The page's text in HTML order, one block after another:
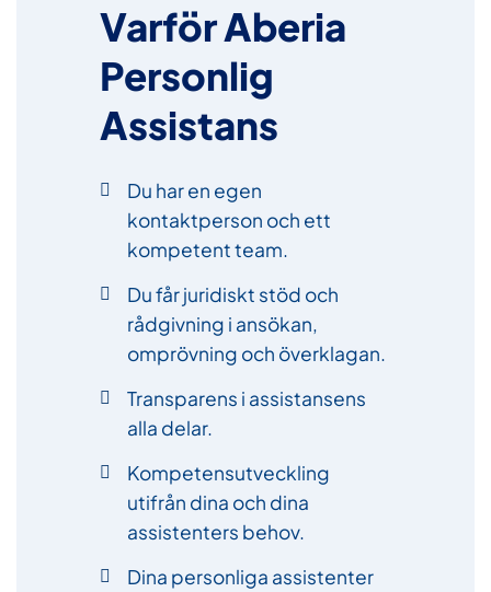
Varför Aberia
Personlig
Assistans
Du har en egen
kontaktperson och ett
kompetent team.
Du får juridiskt stöd och
rådgivning i ansökan,
omprövning och överklagan.
Transparens i assistansens
alla delar.
Kompetensutveckling
utifrån dina och dina
assistenters behov.
Dina personliga assistenter